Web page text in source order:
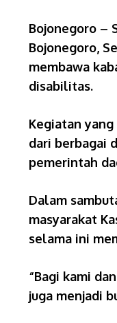
Bojonegoro –
Bojonegoro,
membawa
disabilitas.
Kegiatan
dari berbagai
pemerintah
Dalam
masyarakat
selama ini
“Bagi kami
juga menjadi